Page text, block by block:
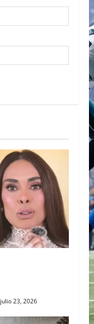
julio 23, 2026